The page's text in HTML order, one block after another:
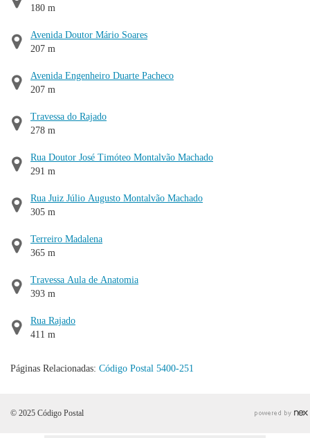
180 m
Avenida Doutor Mário Soares
207 m
Avenida Engenheiro Duarte Pacheco
207 m
Travessa do Rajado
278 m
Rua Doutor José Timóteo Montalvão Machado
291 m
Rua Juiz Júlio Augusto Montalvão Machado
305 m
Terreiro Madalena
365 m
Travessa Aula de Anatomia
393 m
Rua Rajado
411 m
Páginas Relacionadas: Código Postal 5400-251
© 2025 Código Postal